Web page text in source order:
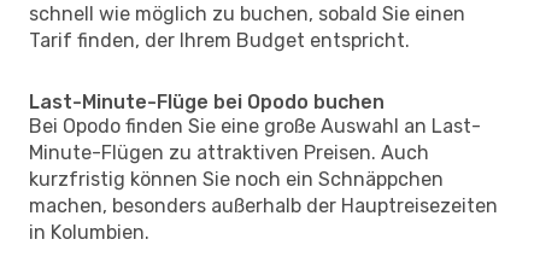
schnell wie möglich zu buchen, sobald Sie einen
Tarif finden, der Ihrem Budget entspricht.
Last-Minute-Flüge bei Opodo buchen
Bei Opodo finden Sie eine große Auswahl an Last-
Minute-Flügen zu attraktiven Preisen. Auch
kurzfristig können Sie noch ein Schnäppchen
machen, besonders außerhalb der Hauptreisezeiten
in Kolumbien.